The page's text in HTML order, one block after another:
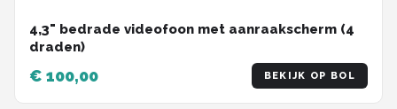
4,3" bedrade videofoon met aanraakscherm (4
draden)
€ 100,00 BEKIJK OP BOL